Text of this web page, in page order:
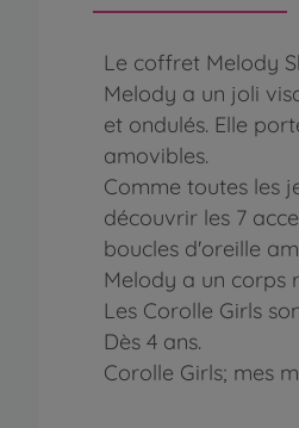
Le coffret Melody
Melody a un joli
et ondulés. Elle
amovibles.
Comme toutes les
découvrir les 7
boucles d'oreille
Melody a un corps
Les Corolle Girls
Dès 4 ans.
Corolle Girls; mes